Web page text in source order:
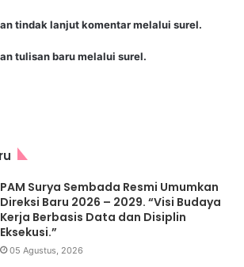
tindak lanjut komentar melalui surel.
tulisan baru melalui surel.
PAM Surya Sembada Resmi Umumkan
Direksi Baru 2026 – 2029. “Visi Budaya
Kerja Berbasis Data dan Disiplin
Eksekusi.”
05 Agustus, 2026